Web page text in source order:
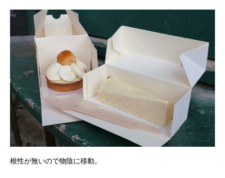
根性が無いので物陰に移動。